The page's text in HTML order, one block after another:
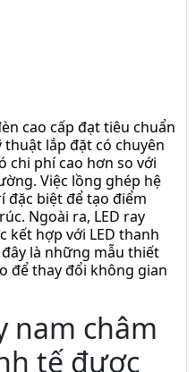
cao cấp đạt tiêu chuẩn
lắp đặt có chuyên
chi phí cao hơn so với
Việc lồng ghép hệ
đặc biệt để tạo điểm
Ngoài ra, LED ray
kết hợp với LED thanh
là những mẫu thiết
để thay đổi không gian
nam châm
tế được